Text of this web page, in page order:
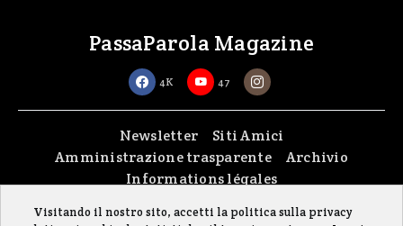
PassaParola Magazine
4K 47
Newsletter
Siti Amici
Amministrazione trasparente
Archivio
Informations légales
Copyright © 2026passaparola asbl| Made with passion byfontana.lu
Visitando il nostro sito, accetti la politica sulla privacy